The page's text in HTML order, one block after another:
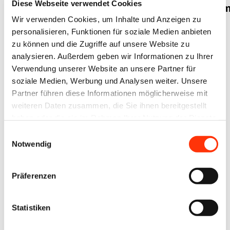
Diese Webseite verwendet Cookies
Wir verwenden Cookies, um Inhalte und Anzeigen zu
personalisieren, Funktionen für soziale Medien anbieten
zu können und die Zugriffe auf unsere Website zu
analysieren. Außerdem geben wir Informationen zu Ihrer
Verwendung unserer Website an unsere Partner für
soziale Medien, Werbung und Analysen weiter. Unsere
Partner führen diese Informationen möglicherweise mit
weiteren Daten zusammen, die Sie ihnen bereitgestellt
Notwendig
Präferenzen
Statistiken
der
Mindestlohnkommission
setzt Betriebe
und Tariflöhne
unter Druck
30. Juni 2025
Juni 2025
30. Juni 2025
Branchenumfrage